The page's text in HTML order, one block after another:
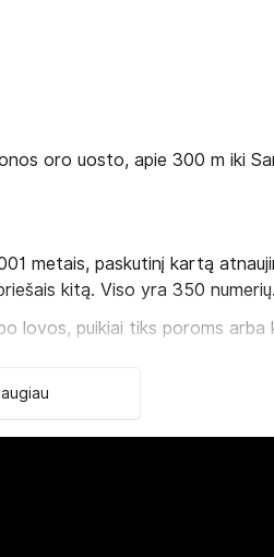
oro uosto, apie 300 m iki
metais, paskutinį kartą
kitą. Viso yra 350 numerių.
lovos, puikiai tiks poroms arba
asm., 23 kv. m),
tipo lovos, įrengta terasa,